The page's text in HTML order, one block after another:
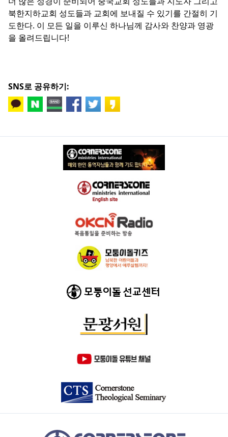
북한지하교회 성도들과 교회에 보내질 수 있기를 간절히 기
도한다. 이 모든 일을 이루신 하나님께 감사와 찬양과 영광
을 올려드립니다!
SNS로 공유하기: